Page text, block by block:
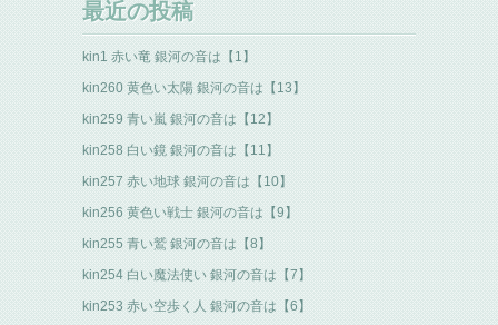
最近の投稿
kin1 赤い竜 銀河の音は【1】
kin260 黄色い太陽 銀河の音は【13】
kin259 青い嵐 銀河の音は【12】
kin258 白い鏡 銀河の音は【11】
kin257 赤い地球 銀河の音は【10】
kin256 黄色い戦士 銀河の音は【9】
kin255 青い鷲 銀河の音は【8】
kin254 白い魔法使い 銀河の音は【7】
kin253 赤い空歩く人 銀河の音は【6】